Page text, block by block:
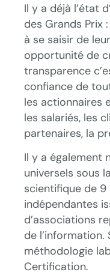
Il y a déjà l’état
des Grands Prix
à se saisir de
opportunité de
transparence
confiance de
les actionnaires
les salariés, les
partenaires, la
Il y a également
universels sous
scientifique de
indépendantes
d’associations
de
méthodologie
Certification.